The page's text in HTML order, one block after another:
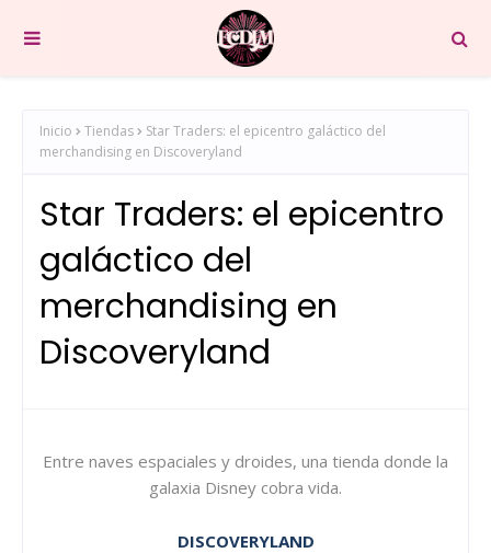
Inicio Tiendas
Star Traders: el epicentro galáctico del
merchandising en Discoveryland
Star Traders: el epicentro
galáctico del
merchandising en
Discoveryland
Entre naves espaciales y droides, una tienda donde la
galaxia Disney cobra vida.
DISCOVERYLAND